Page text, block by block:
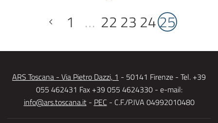
1 … 22 23 2425
ARS Toscana - Via Pietro Dazzi, 1 - 50141 Firenze - Tel. +39
055 462431 Fax +39 055 4624330 - e-mail:
info@ars.toscana.it- PEC - C.F./P.IVA 04992010480